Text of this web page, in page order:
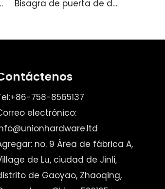
de vidrio SK4215 Bisagra de puerta de ducha de vidrio SK4214
758-8565137
electrónico:
no. 9 Área de fábrica A,
de Lu, ciudad de Jinli,
de Gaoyao, Zhaoqing,